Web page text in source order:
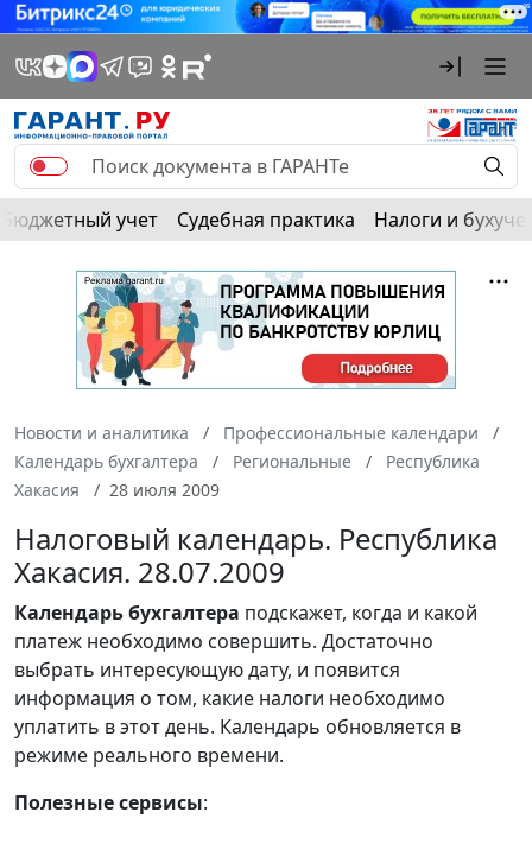
Бюджетный учет Судебная практика Налоги и
Новости и аналитика
Профессиональные календари
Календарь бухгалтера
Региональные
Республика
Хакасия
28 июля 2009
Налоговый календарь. Республика
Хакасия. 28.07.2009
Календарьбухгалтера подскажет, когда и какой
платеж необходимо совершить. Достаточно
выбрать интересующую дату, и появится
информация о том, какие налоги необходимо
уплатить в этот день. Календарь обновляется в
режиме реального времени.
Полезные сервисы: